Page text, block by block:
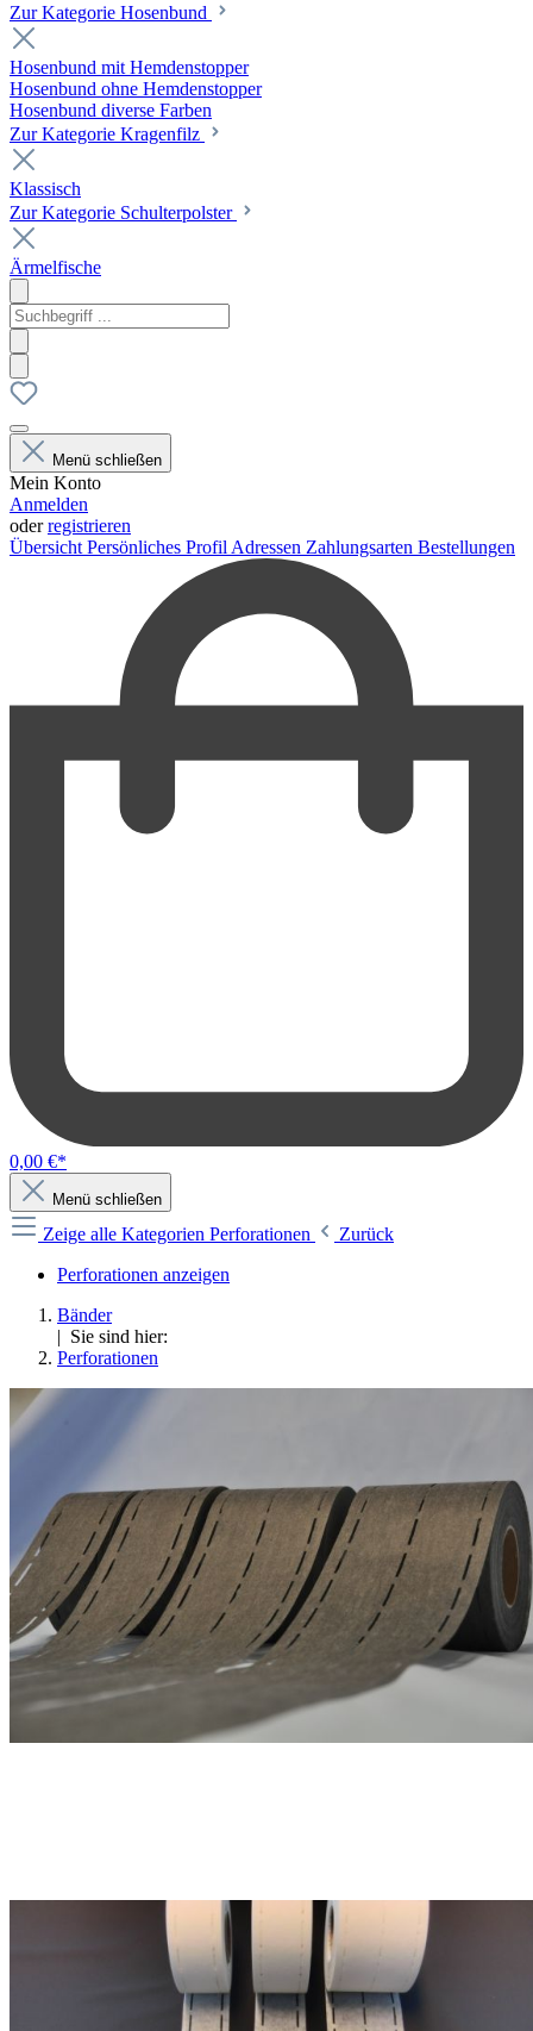
Zur Kategorie Hosenbund
Hosenbund mit Hemdenstopper
Hosenbund ohne Hemdenstopper
Hosenbund diverse Farben
Zur Kategorie Kragenfilz
Klassisch
Zur Kategorie Schulterpolster
Ärmelfische
Menü schließen
Mein Konto
Anmelden
oderregistrieren
Übersicht Persönliches Profil Adressen Zahlungsarten Bestellungen
0,00 €*
Menü schließen
Zeige alle Kategorien Perforationen
Zurück
Perforationen anzeigen
Bänder
| Sie sind hier:
Perforationen